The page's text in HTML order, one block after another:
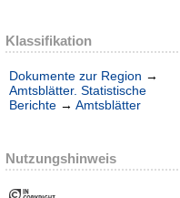
Klassifikation
Dokumente zur Region →
Amtsblätter. Statistische
Berichte → Amtsblätter
Nutzungshinweis